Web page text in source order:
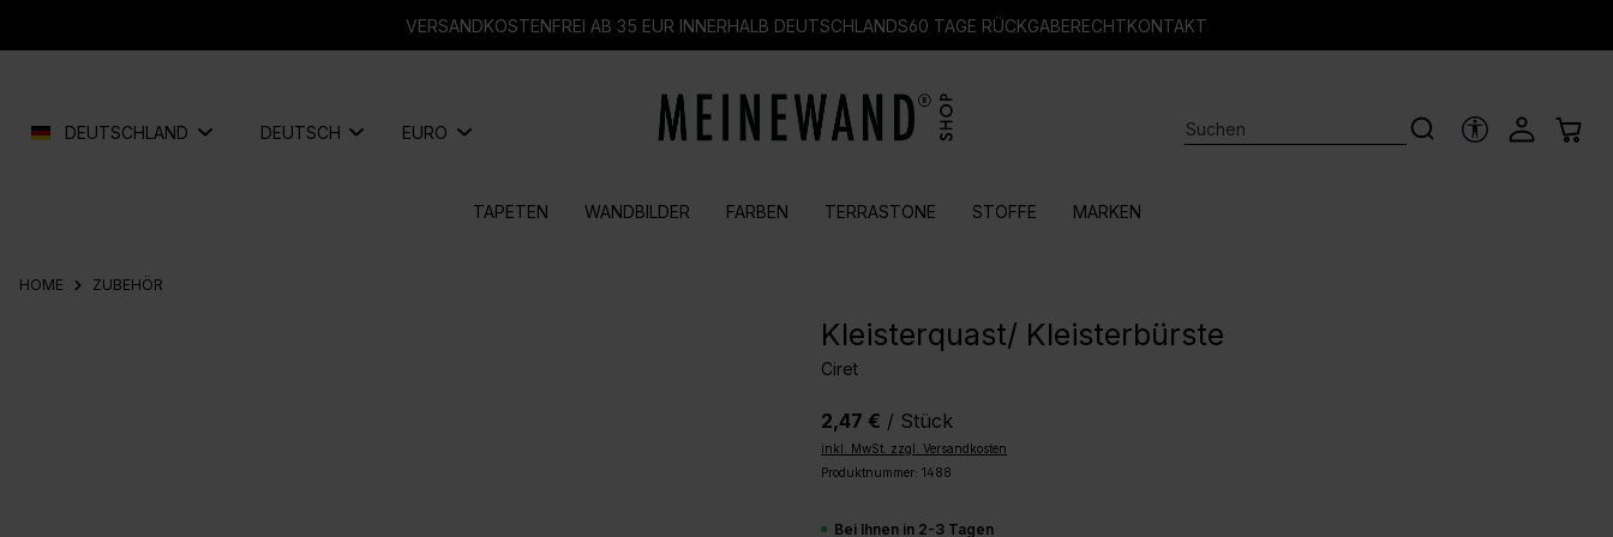
VERSANDKOSTENFREI AB 35 EUR INNERHALB DEUTSCHLANDS60 TAGE RÜCKGABERECHTKONTAKT
DEUTSCHLAND DEUTSCH EURO HILFSTOOLS
TAPETEN WANDBILDER FARBEN TERRASTONE STOFFE MARKEN
HOME ZUBEHÖR
Kleisterquast/ Kleisterbürste
Ciret
2,47 € / Stück
inkl. MwSt. zzgl. Versandkosten
Produktnummer:1488
Bei Ihnen in 2-3 Tagen